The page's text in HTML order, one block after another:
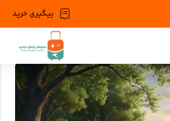
پیگیری خرید
مقاصد سبز دنیا